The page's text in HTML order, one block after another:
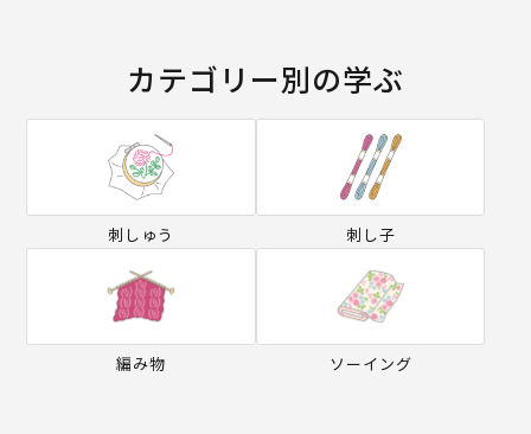
カテゴリー別の学ぶ
刺しゅう 刺し子
編み物 ソーイング